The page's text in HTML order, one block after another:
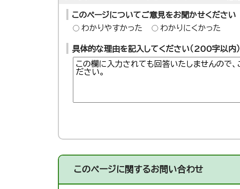
このページについてご意見をお聞かせください
わかりやすかった
わかりにくかった
具体的な理由を記入してください（200字以内）
このページに関するお問い合わせ